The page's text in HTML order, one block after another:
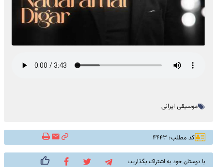
موسیقی ایرانی
کد مطلب: ۴۴۴۳
با دوستان خود به اشتراک بگذارید: